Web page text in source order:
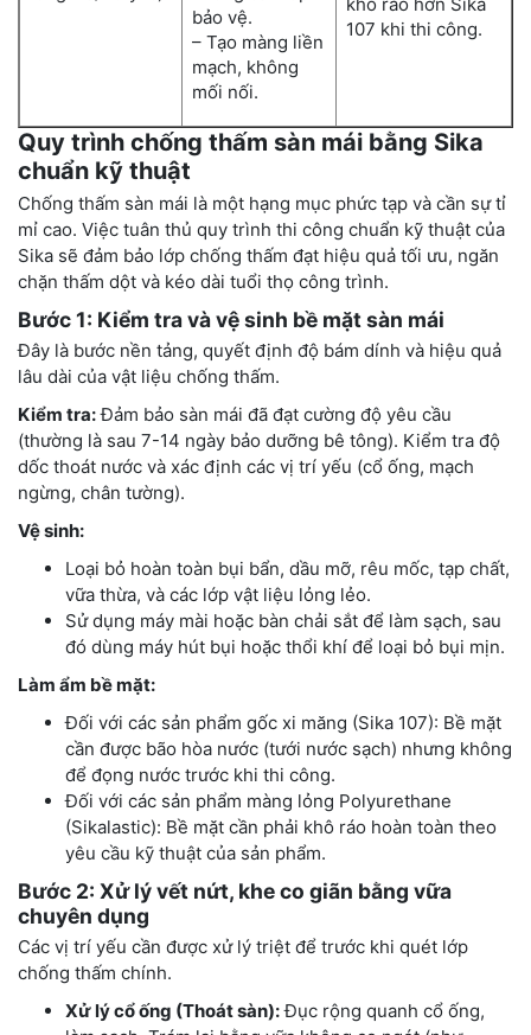
bảo vệ.
– Tạo màng liền
mạch, không
mối nối.
107 khi thi công.
Quy trình chống thấm sàn mái bằng Sika
chuẩn kỹ thuật
Chống thấm sàn mái là một hạng mục phức tạp và cần sự tỉ
mỉ cao. Việc tuân thủ quy trình thi công chuẩn kỹ thuật của
Sika sẽ đảm bảo lớp chống thấm đạt hiệu quả tối ưu, ngăn
chặn thấm dột và kéo dài tuổi thọ công trình.
Bước 1: Kiểm tra và vệ sinh bề mặt sàn mái
Đây là bước nền tảng, quyết định độ bám dính và hiệu quả
lâu dài của vật liệu chống thấm.
Kiểm tra:Đảm bảo sàn mái đã đạt cường độ yêu cầu
(thường là sau 7-14 ngày bảo dưỡng bê tông). Kiểm tra độ
dốc thoát nước và xác định các vị trí yếu (cổ ống, mạch
ngừng, chân tường).
Vệ sinh:
Loại bỏ hoàn toàn bụi bẩn, dầu mỡ, rêu mốc, tạp chất,
vữa thừa, và các lớp vật liệu lỏng lẻo.
Sử dụng máy mài hoặc bàn chải sắt để làm sạch, sau
đó dùng máy hút bụi hoặc thổi khí để loại bỏ bụi mịn.
Làm ẩm bề mặt:
Đối với các sản phẩm gốc xi măng (Sika 107): Bề mặt
cần được bão hòa nước (tưới nước sạch) nhưng không
để đọng nước trước khi thi công.
Đối với các sản phẩm màng lỏng Polyurethane
(Sikalastic): Bề mặt cần phải khô ráo hoàn toàn theo
yêu cầu kỹ thuật của sản phẩm.
Bước 2: Xử lý vết nứt, khe co giãn bằng vữa
chuyên dụng
Các vị trí yếu cần được xử lý triệt để trước khi quét lớp
chống thấm chính.
Xử lý cổ ống (Thoát sàn):Đục rộng quanh cổ ống,